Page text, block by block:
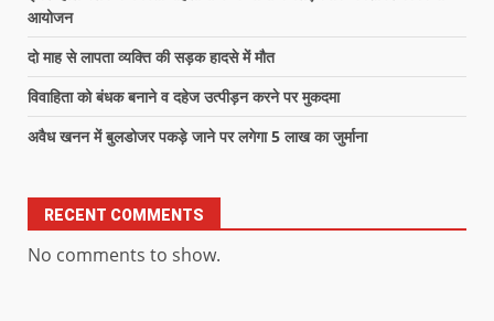
आयोजन
दो माह से लापता व्यक्ति की सड़क हादसे में मौत
विवाहिता को बंधक बनाने व दहेज उत्पीड़न करने पर मुकदमा
अवैध खनन में बुलडोजर पकड़े जाने पर लगेगा 5 लाख का जुर्माना
RECENT COMMENTS
No comments to show.